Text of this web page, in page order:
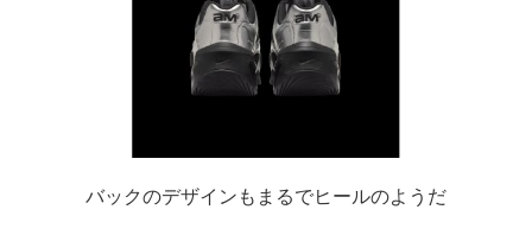
バックのデザインもまるでヒールのようだ